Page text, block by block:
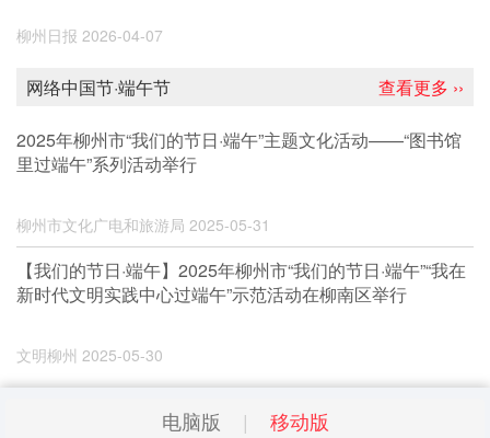
柳州日报 2026-04-07
查看更多 ››
网络中国节·端午节
2025年柳州市“我们的节日·端午”主题文化活动——“图书馆
里过端午”系列活动举行
柳州市文化广电和旅游局 2025-05-31
【我们的节日·端午】2025年柳州市“我们的节日·端午”“我在
新时代文明实践中心过端午”示范活动在柳南区举行
文明柳州 2025-05-30
电脑版 移动版